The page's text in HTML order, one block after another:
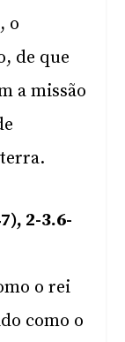
o
de que
a missão
2-3.6-
o rei
como o